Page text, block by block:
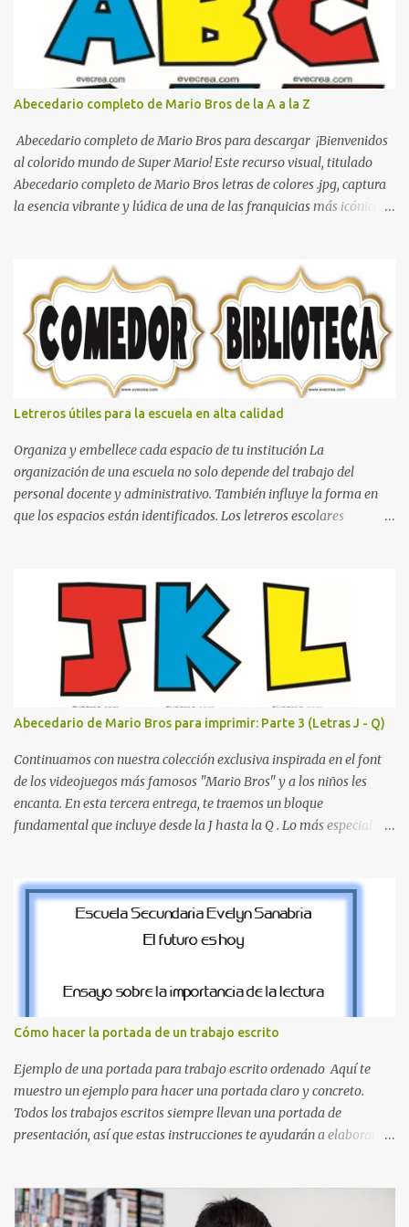
que se pueden hacer con gomas de coche
Abecedario completo de Mario Bros de la A a la Z
Abecedario completo de Mario Bros para descargar ¡Bienvenidos
al colorido mundo de Super Mario! Este recurso visual, titulado
Abecedario completo de Mario Bros letras de colores .jpg, captura
la esencia vibrante y lúdica de una de las franquicias más icónicas
tipografía clásica y robusta que los fans han reconocido por
décadas. En esta primera sección, el abecedario nos presenta:
Identidad Visual: Un diseño de bloques con bordes negros gruesos
que resaltan sobre cualquier fondo. Paleta de Colores: Una
secuencia dinámica que alterna entre el rojo de Mario, el verde de
Luigi, y los tonos azul y amarillo clásicos de los elementos del
juego. Contenido Actual: La imagen muestra la organización desde
la letra A hasta la M, estableciendo el estilo geométrico y divertido
que define a toda la colección. Primera parte del juego de letras
in...
Letreros útiles para la escuela en alta calidad
Organiza y embellece cada espacio de tu institución La
organización de una escuela no solo depende del trabajo del
personal docente y administrativo. También influye la forma en
que los espacios están identificados. Los letreros escolares
decorativo que hace que la institución luzca más ordenada,
moderna y acogedora. Pensando en esta necesidad, he diseñado
una colección de letreros útiles para la escuela con un estilo
elegante, fácil de leer y listo para imprimir en alta calidad. Su
diseño busca combinar funcionalidad y estética, logrando que
cualquier institución educativa proyecte una imagen más
organizada y profesional. ¿Por qué son importantes los letreros
escolares? En una escuela conviven diariamente cientos de
personas. Para quienes visitan la institución por primera vez,
encontrar la biblioteca, la dirección o un aula específica puede
resultar c...
Abecedario de Mario Bros para imprimir: Parte 3 (Letras J - Q)
Continuamos con nuestra colección exclusiva inspirada en el font
de los videojuegos más famosos "Mario Bros" y a los niños les
encanta. En esta tercera entrega, te traemos un bloque
fundamental que incluye desde la J hasta la Q . Lo más especial de
desde la J hasta la Q ¿Qué incluye este bloque de letras? En esta
sección de evecrea.com , encontrarás imágenes individuales en alta
resolución de las siguientes letras: Letras vibrantes : La J y la M en
la Q en amarillo brillante, junto con la N y la P en un verde
inspirado en los niveles de los juegos. Formas icónicas : No te
pierdas la letra O , diseñada con ese estilo geométrico tan carac...
Cómo hacer la portada de un trabajo escrito
Ejemplo de una portada para trabajo escrito ordenado Aquí te
muestro un ejemplo para hacer una portada claro y concreto.
Todos los trabajos escritos siempre llevan una portada de
presentación, así que estas instrucciones te ayudarán a elaborar
compartir el enlace de este artículo para que así como a ti también
ellos se puedan guiar con esta explicación. Los datos esenciales